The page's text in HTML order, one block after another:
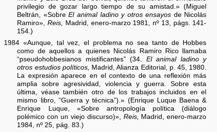
privilegio de gozar largo tiempo de su amistad.» (Miguel
Beltrán, «SobreEl animal ladino y otros ensayos de Nicolás
Ramiro»,Reis,
Madrid, enero-marzo 1981, nº 13, págs. 141-
154.)
1984 «Aunque, tal vez, el problema no sea tanto de Hobbes
como de aquellos a quienes Nicolás Ramiro Rico llamaba
“pseudohobbesianos mistificantes” (34. El animal ladino y
otros estudios políticos, Madrid, Alianza Editorial, p. 45, 1980.
La expresión aparece en el contexto de una reflexión más
amplia sobre agresividad, violencia y guerra. Sobre esta
última, véase también otro de los trabajos incluidos en el
mismo libro, “Guerra y técnica”).» (Enrique Luque Baena &
Enrique Luque, «Sobre antropología política (diálogo
polémico con un viejo discurso)», Reis, Madrid, enero-marzo
1984, nº 25, pág. 83.)